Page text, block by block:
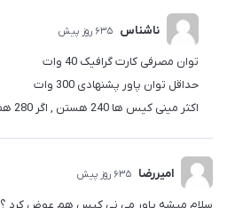
ناشناس 635 روز پیش
توان مصرفی کارت گرافیک 40 وات
حداقل توان پاور پشنهادی 300 وات
اکثر مینی کیس ها 240 هستن , اگر 280 هم بود شاید بتونید.
امیررضا 635 روز پیش